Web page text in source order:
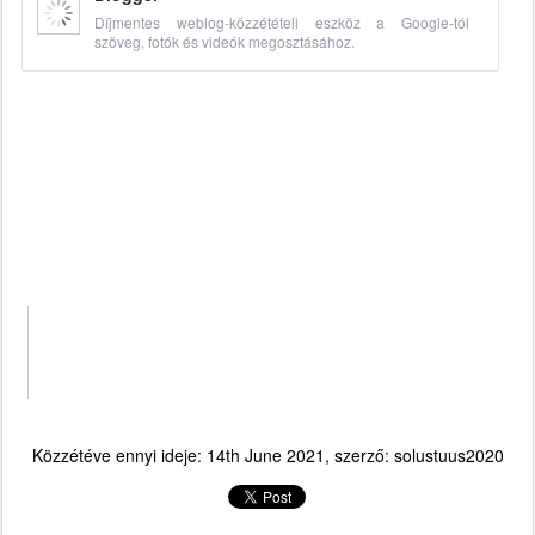
Díjmentes weblog-közzétételi eszköz a Google-tól
szöveg, fotók és videók megosztásához.
Közzétéve ennyi ideje: 14th June 2021 , szerző: solustuus2020